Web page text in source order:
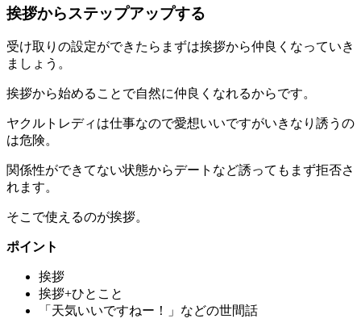
挨拶からステップアップする
受け取りの設定ができたらまずは挨拶から仲良くなっていき
ましょう。
挨拶から始めることで自然に仲良くなれるからです。
ヤクルトレディは仕事なので愛想いいですがいきなり誘うの
は危険。
関係性ができてない状態からデートなど誘ってもまず拒否さ
れます。
そこで使えるのが挨拶。
ポイント
挨拶
挨拶+ひとこと
「天気いいですねー！」などの世間話